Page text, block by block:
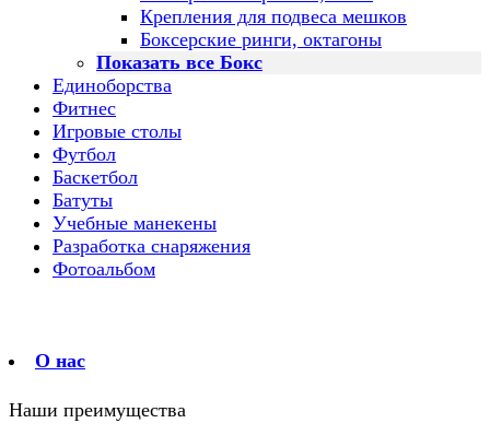
Крепления для подвеса мешков
Боксерские ринги, октагоны
Показать все Бокс
Единоборства
Фитнес
Игровые столы
Футбол
Баскетбол
Батуты
Учебные манекены
Разработка снаряжения
Фотоальбом
О нас
Наши преимущества